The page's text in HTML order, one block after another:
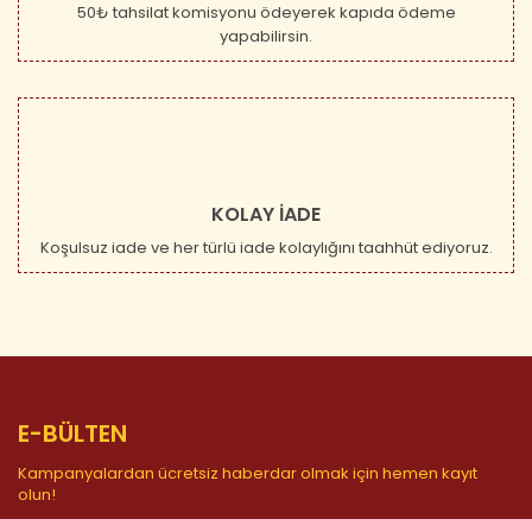
50₺ tahsilat komisyonu ödeyerek kapıda ödeme
yapabilirsin.
KOLAY İADE
Koşulsuz iade ve her türlü iade kolaylığını taahhüt ediyoruz.
E-BÜLTEN
Kampanyalardan ücretsiz haberdar olmak için hemen kayıt
olun!